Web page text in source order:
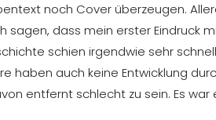
noch Cover überzeugen.
dass mein erster Eindruck
schien irgendwie sehr
haben auch keine Entwicklung
entfernt schlecht zu sein. Es